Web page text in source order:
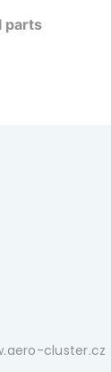
parts
cluster.cz